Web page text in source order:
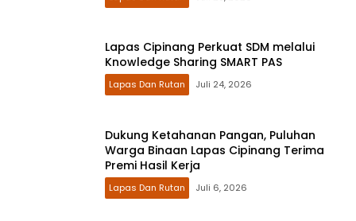
Lapas Cipinang Perkuat SDM melalui
Knowledge Sharing SMART PAS
Lapas Dan Rutan Juli 24, 2026
Dukung Ketahanan Pangan, Puluhan
Warga Binaan Lapas Cipinang Terima
Premi Hasil Kerja
Lapas Dan Rutan Juli 6, 2026